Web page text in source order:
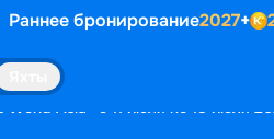
Раннее бронирование2027+
World Asia» с 11 июля по 18 июля